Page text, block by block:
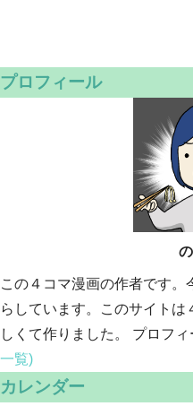
プロフィール
この４コマ漫画の作者です
らしています。このサイト
しくて作りました。 プロフ
一覧)
カレンダー